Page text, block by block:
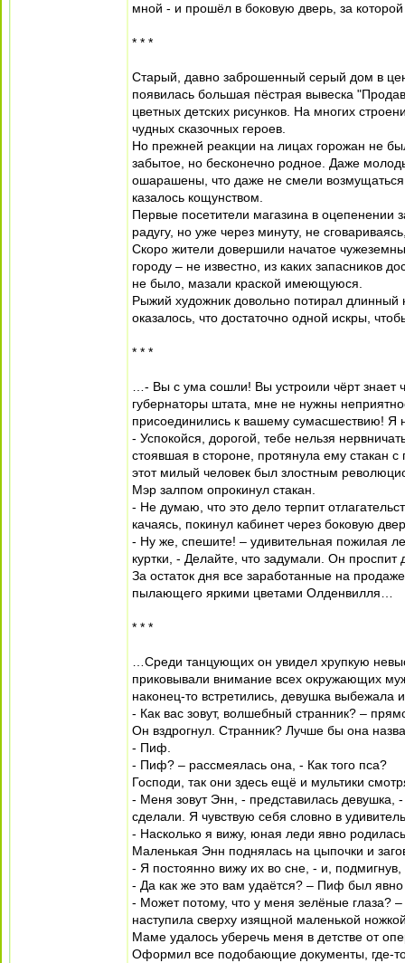
мной - и прошёл в боковую дверь, за
* * *
Старый, давно заброшенный серый дом в
появилась большая пёстрая вывеска
цветных детских рисунков. На многих
чудных сказочных героев.
Но прежней реакции на лицах горожан не
забытое, но бесконечно родное. Даже
ошарашены, что даже не смели
казалось кощунством.
Первые посетители магазина в оцепенении
радугу, но уже через минуту, не
Скоро жители довершили начатое
городу – не известно, из каких запасников
не было, мазали краской имеющуюся.
Рыжий художник довольно потирал длинный
оказалось, что достаточно одной искры,
* * *
…- Вы с ума сошли! Вы устроили чёрт знает
губернаторы штата, мне не нужны
присоединились к вашему сумасшествию! Я
- Успокойся, дорогой, тебе нельзя
стоявшая в стороне, протянула ему стакан
этот милый человек был злостным
Мэр залпом опрокинул стакан.
- Не думаю, что это дело терпит
качаясь, покинул кабинет через боковую
- Ну же, спешите! – удивительная пожилая
куртки, - Делайте, что задумали. Он
За остаток дня все заработанные на
пылающего яркими цветами Олденвилля…
* * *
…Среди танцующих он увидел хрупкую
приковывали внимание всех окружающих
наконец-то встретились, девушка выбежала
- Как вас зовут, волшебный странник? –
Он вздрогнул. Странник? Лучше бы она
- Пиф.
- Пиф? – рассмеялась она, - Как того пса?
Господи, так они здесь ещё и мультики
- Меня зовут Энн, - представилась девушка,
сделали. Я чувствую себя словно в
- Насколько я вижу, юная леди явно
Маленькая Энн поднялась на цыпочки и
- Я постоянно вижу их во сне, - и,
- Да как же это вам удаётся? – Пиф был
- Может потому, что у меня зелёные глаза?
наступила сверху изящной маленькой
Маме удалось уберечь меня в детстве от
Оформил все подобающие документы, где-